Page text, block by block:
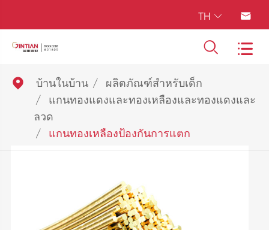
TH  
 
 บ้านในบ้าน
ผลิตภัณฑ์สำหรับเด็ก
แกนทองแดงและทองเหลืองและทองแดงและ
ลวด
แกนทองเหลืองป้องกันการแตก